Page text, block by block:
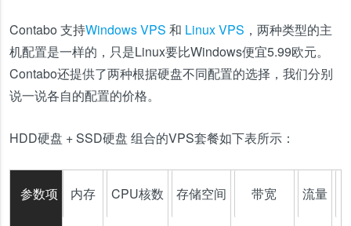
Contabo 支持Windows VPS 和 Linux VPS ，两种类型的主
机配置是一样的，只是Linux要比Windows便宜5.99欧元。
Contabo还提供了两种根据硬盘不同配置的选择，我们分别
说一说各自的配置的价格。
HDD硬盘 + SSD硬盘 组合的VPS套餐如下表所示：
参数项 内存 CPU核数 存储空间 带宽 流量